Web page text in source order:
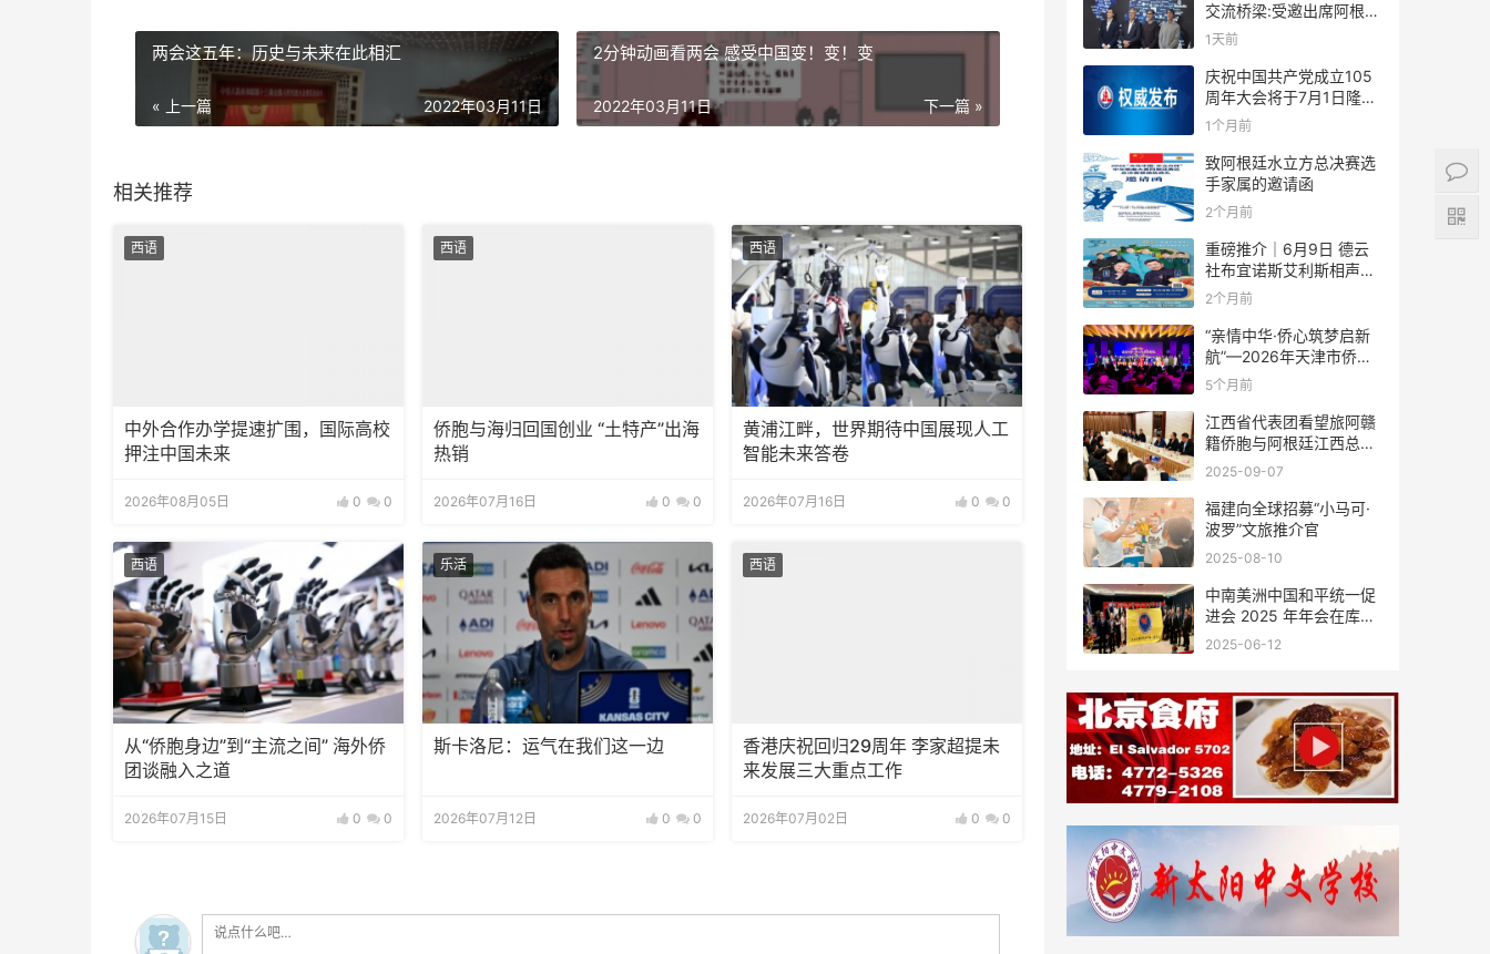
两会这五年：历史与未来在此相汇
« 上一篇 2022年03月11日
2分钟动画看两会 感受中国变！变！变
下一篇 »
2022年03月11日
相关推荐
西语
中外合作办学提速扩围，国际高校
押注中国未来
2026年08月05日 0 0
西语
侨胞与海归回国创业 “土特产”出海
热销
2026年07月16日 0 0
西语
黄浦江畔，世界期待中国展现人工
智能未来答卷
2026年07月16日 0 0
西语
从“侨胞身边”到“主流之间” 海外侨
团谈融入之道
2026年07月15日 0 0
乐活
斯卡洛尼：运气在我们这一边
2026年07月12日 0 0
西语
香港庆祝回归29周年 李家超提未
来发展三大重点工作
2026年07月02日 0 0
交流桥梁:受邀出席阿根廷
足协赞助商招待会！
1天前
庆祝中国共产党成立105
周年大会将于7月1日隆重
举行
1个月前
致阿根廷水立方总决赛选
手家属的邀请函
2个月前
重磅推介｜6月9日 德云
社布宜诺斯艾利斯相声专
场！国风曲艺邂逅南美风
结！
2个月前
“亲情中华·侨心筑梦启新
航”—2026年天津市侨界
新春联谊活动成功举办
5个月前
江西省代表团看望旅阿赣
籍侨胞与阿根廷江西总商
会座谈
2025-09-07
福建向全球招募“小马可·
波罗”文旅推介官
2025-08-10
中南美洲中国和平统一促
进会 2025 年年会在库拉
索圆满举行，共绘反“独”
2025-06-12